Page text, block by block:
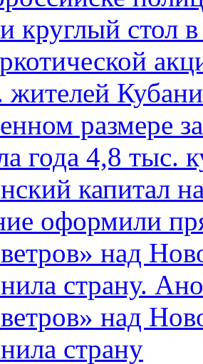
круглый стол
жителей
размере
года 4,8 тыс.
капитал
оформили
над
страну.
над
страну